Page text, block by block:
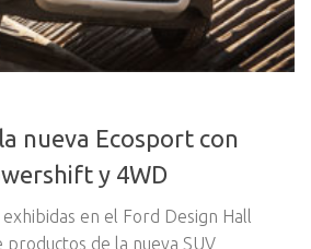
nueva Ecosport con
y 4WD
exhibidas en el Ford Design Hall
de la nueva SUV